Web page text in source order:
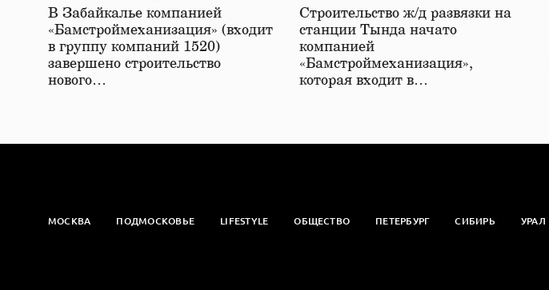
строительстве нового моста
в Забайкалье
В Забайкалье компанией
«Бамстроймеханизация» (входит
в группу компаний 1520)
завершено строительство
нового…
Строительство ж/д развязки на
станции Тында начато
компанией
«Бамстроймеханизация»,
которая входит в…
МОСКВА ПОДМОСКОВЬЕ LIFESTYLE ОБЩЕСТВО ПЕТЕРБУРГ СИБИРЬ УРАЛ